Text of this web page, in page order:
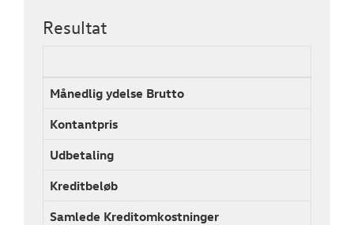
Resultat
Månedlig ydelse Brutto
Kontantpris
Udbetaling
Kreditbeløb
Samlede Kreditomkostninger